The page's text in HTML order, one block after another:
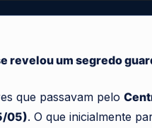
revelou um segredo
que passavam pelo
05). O que inicialmente